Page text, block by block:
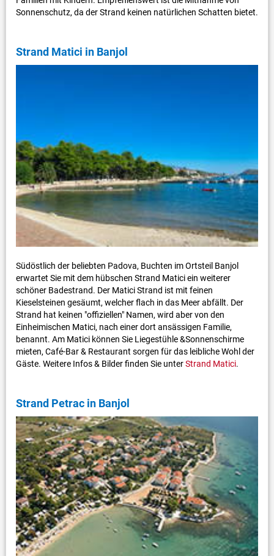
Sonnenschutz, da der Strand keinen natürlichen Schatten bietet.
Strand Matici in Banjol
Südöstlich der beliebten Padova, Buchten im Ortsteil Banjol
erwartet Sie mit dem hübschen Strand Matici ein weiterer
schöner Badestrand. Der Matici Strand ist mit feinen
Kieselsteinen gesäumt, welcher flach in das Meer abfällt. Der
Strand hat keinen "offiziellen" Namen, wird aber von den
Einheimischen Matici, nach einer dort ansässigen Familie,
benannt. Am Matici können Sie Liegestühle &Sonnenschirme
mieten, Café-Bar & Restaurant sorgen für das leibliche Wohl der
Gäste. Weitere Infos & Bilder finden Sie unterStrand Matici.
Strand Petrac in Banjol